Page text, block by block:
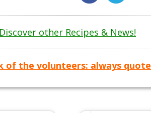
Discover other Recipes & News!
of the volunteers: always